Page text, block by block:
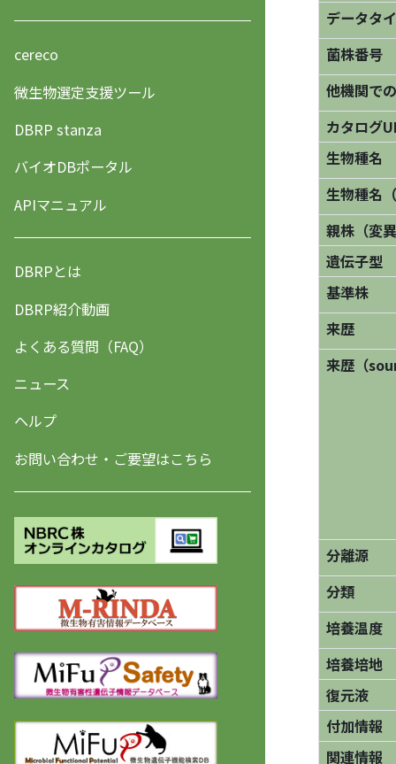
cereco
微生物選定支援ツール
DBRP stanza
バイオDBポータル
APIマニュアル
DBRPとは
DBRP紹介動画
よくある質問（FAQ）
ニュース
ヘルプ
お問い合わせ・ご要望はこちら
データタ
菌株番号
他機関で
カタログ
生物種名
生物種名
親株（変
遺伝子型
基準株
来歴
来歴（
分離源
分類
培養温度
培養培地
復元液
付加情報
関連情報